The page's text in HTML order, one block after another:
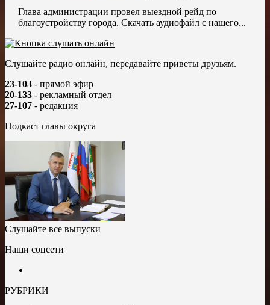
Глава администрации провел выездной рейд по
благоустройству города. Скачать аудиофайл с нашего...
Слушайте радио онлайн, передавайте приветы друзьям.
23-103 - прямой эфир
20-133 - рекламный отдел
27-107 - редакция
Подкаст главы округа
Слушайте все выпуски
Наши соцсети
РУБРИКИ